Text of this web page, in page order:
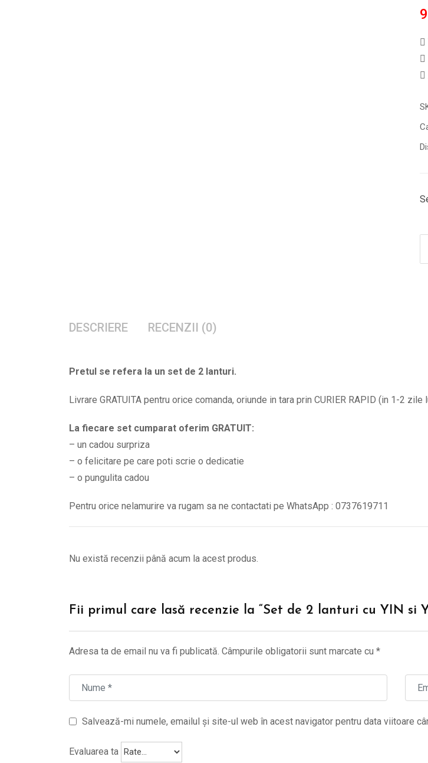
DESCRIERE RECENZII (0)
Pretul se refera la un set de 2 lanturi.
Livrare GRATUITA pentru orice comanda, oriunde in tara prin CURIER RAPID (in 1-2 zile
La fiecare set cumparat oferim GRATUIT:
– un cadou surpriza
– o felicitare pe care poti scrie o dedicatie
– o pungulita cadou
Pentru orice nelamurire va rugam sa ne contactati pe WhatsApp : 0737619711
Nu există recenzii până acum la acest produs.
Fii primul care lasă recenzie la “Set de 2 lanturi cu YIN si
Adresa ta de email nu va fi publicată. Câmpurile obligatorii sunt marcate cu *
Salvează-mi numele, emailul și site-ul web în acest navigator pentru data viitoare
Evaluarea ta